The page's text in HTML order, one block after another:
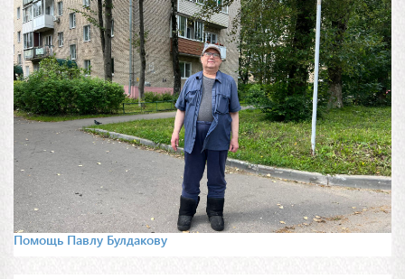
Помощь Павлу Булдакову